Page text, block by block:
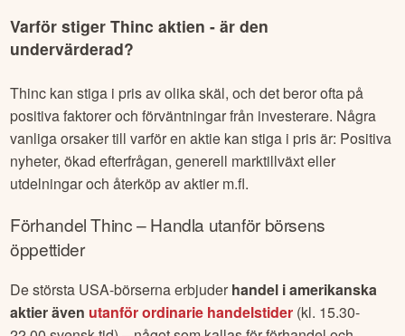
Varför stigerThinc aktien - är den
undervärderad?
Thinc kan stiga i pris av olika skäl, och det beror ofta på
positiva faktorer och förväntningar från investerare. Några
vanliga orsaker till varför en aktie kan stiga i pris är: Positiva
nyheter, ökad efterfrågan, generell marktillväxt eller
utdelningar och återköp av aktier m.fl.
FörhandelThinc– Handla utanför börsens
öppettider
De största USA-börserna erbjuder handel i amerikanska
aktier även utanför ordinarie handelstider (kl. 15.30-